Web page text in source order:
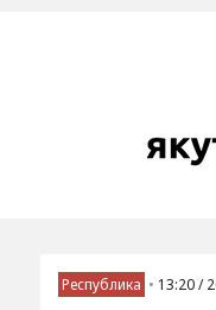
Республика • 13:20 /